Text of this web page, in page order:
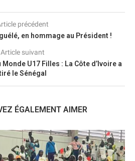
précédent
en hommage au Président !
Article suivant
U17 Filles : La Côte d’Ivoire a
le Sénégal
ÉGALEMENT AIMER